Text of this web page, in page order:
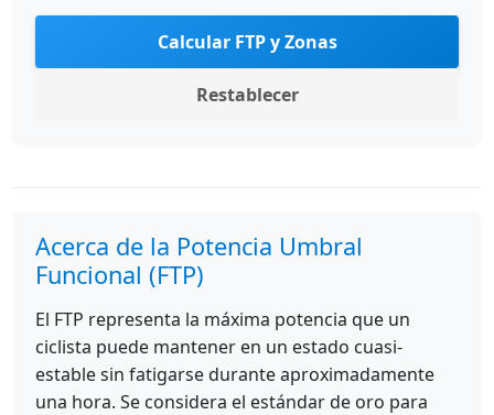
Calcular FTP y Zonas
Restablecer
Acerca de la Potencia Umbral
Funcional (FTP)
El FTP representa la máxima potencia que un
ciclista puede mantener en un estado cuasi-
estable sin fatigarse durante aproximadamente
una hora. Se considera el estándar de oro para